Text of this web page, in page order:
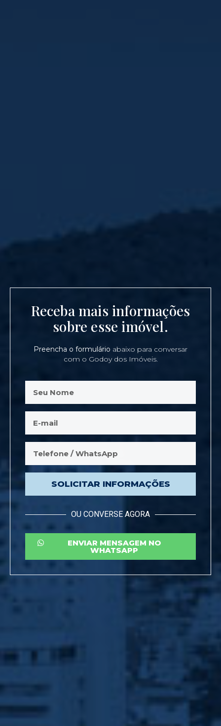
Receba mais informações
sobre esse imóvel.
Preencha o formulário abaixo para conversar
com o Godoy dos Imóveis.
SOLICITAR INFORMAÇÕES
OU CONVERSE AGORA
ENVIAR MENSAGEM NO
WHATSAPP